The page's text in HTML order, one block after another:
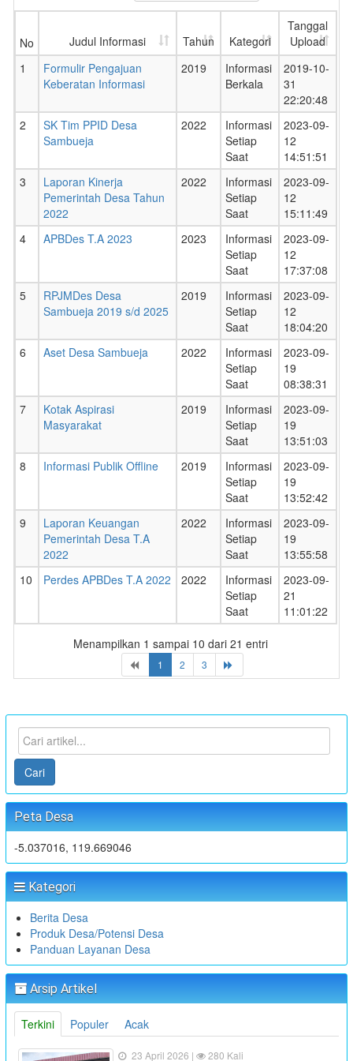
No Judul Informasi Tahun Kategori
Tanggal
Upload
1
Formulir Pengajuan
Keberatan Informasi
2019
Informasi
Berkala
2019-10-
31
22:20:48
2
SK Tim PPID Desa
Sambueja
2022
Informasi
Setiap
Saat
2023-09-
12
14:51:51
3
Laporan Kinerja
Pemerintah Desa Tahun
2022
2022
Informasi
Setiap
Saat
2023-09-
12
15:11:49
4
APBDes T.A 2023 2023
Informasi
Setiap
Saat
2023-09-
12
17:37:08
5
RPJMDes Desa
Sambueja 2019 s/d 2025
2019
Informasi
Setiap
Saat
2023-09-
12
18:04:20
6
Aset Desa Sambueja 2022
Informasi
Setiap
Saat
2023-09-
19
08:38:31
7
Kotak Aspirasi
Masyarakat
2019
Informasi
Setiap
Saat
2023-09-
19
13:51:03
8
Informasi Publik Offline 2019
Informasi
Setiap
Saat
2023-09-
19
13:52:42
9
Laporan Keuangan
Pemerintah Desa T.A
2022
2022
Informasi
Setiap
Saat
2023-09-
19
13:55:58
10
Perdes APBDes T.A 2022 2022
Informasi
Setiap
Saat
2023-09-
21
11:01:22
Menampilkan 1 sampai 10 dari 21 entri
1 2 3
Cari
Peta Desa
-5.037016, 119.669046
Kategori
Berita Desa
Produk Desa/Potensi Desa
Panduan Layanan Desa
Arsip Artikel
Terkini Populer Acak
23 April 2026 | 280 Kali